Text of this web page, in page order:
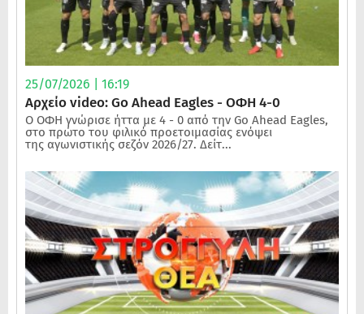
25/07/2026 | 16:19
Αρχείο video: Go Ahead Eagles - ΟΦΗ 4-0
Ο ΟΦΗ γνώρισε ήττα με 4 - 0 από την Go Ahead Eagles,
στο πρώτο του φιλικό προετοιμασίας ενόψει
της αγωνιστικής σεζόν 2026/27. Δείτ...